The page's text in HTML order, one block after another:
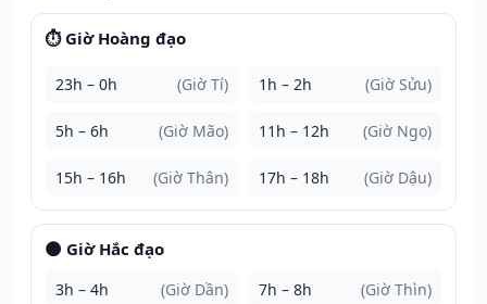
⏱️ Giờ Hoàng đạo
23h – 0h (Giờ Tí) 1h – 2h (Giờ Sửu)
5h – 6h (Giờ Mão) 11h – 12h (Giờ Ngọ)
15h – 16h (Giờ Thân) 17h – 18h (Giờ Dậu)
🌑 Giờ Hắc đạo
3h – 4h (Giờ Dần) 7h – 8h (Giờ Thìn)